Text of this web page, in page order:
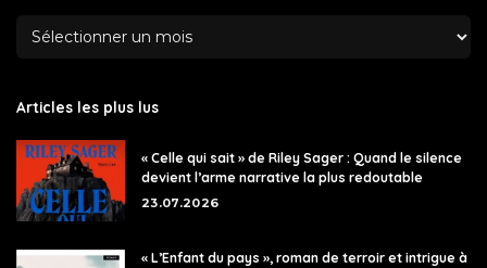
Articles les plus lus
« Celle qui sait » de Riley Sager : Quand le silence
devient l’arme narrative la plus redoutable
23.07.2026
« L’Enfant du pays », roman de terroir et intrigue à